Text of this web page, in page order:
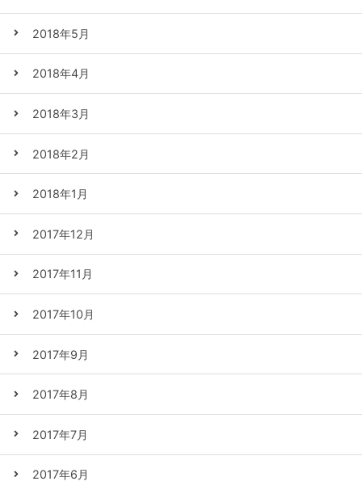
2018年5月
2018年4月
2018年3月
2018年2月
2018年1月
2017年12月
2017年11月
2017年10月
2017年9月
2017年8月
2017年7月
2017年6月